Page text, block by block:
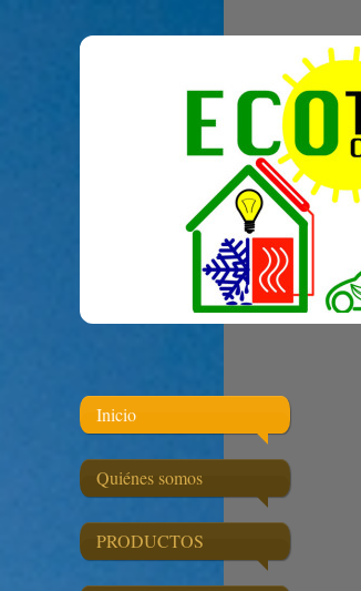
Inicio
Quiénes somos
PRODUCTOS